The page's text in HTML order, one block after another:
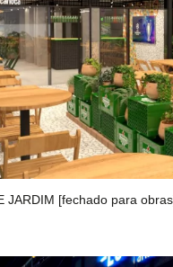
JARDIM [fechado para